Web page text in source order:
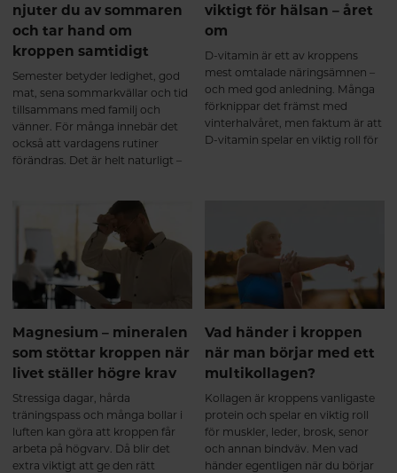
njuter du av sommaren
och tar hand om
kroppen samtidigt
Semester betyder ledighet, god
mat, sena sommarkvällar och tid
tillsammans med familj och
vänner. För många innebär det
också att vardagens rutiner
förändras. Det är helt naturligt –
viktigt för hälsan – året
om
D-vitamin är ett av kroppens
mest omtalade näringsämnen –
och med god anledning. Många
förknippar det främst med
vinterhalvåret, men faktum är att
D-vitamin spelar en viktig roll för
en normal benstomme.
Magnesium – mineralen
som stöttar kroppen när
livet ställer högre krav
Stressiga dagar, hårda
träningspass och många bollar i
luften kan göra att kroppen får
arbeta på högvarv. Då blir det
extra viktigt att ge den rätt
Vad händer i kroppen
när man börjar med ett
multikollagen?
Kollagen är kroppens vanligaste
protein och spelar en viktig roll
för muskler, leder, brosk, senor
och annan bindväv. Men vad
händer egentligen när du börjar